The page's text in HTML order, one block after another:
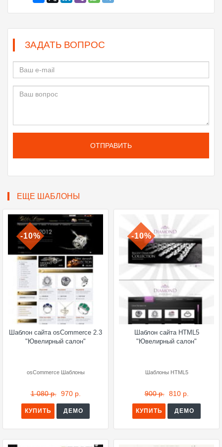
ЗАДАТЬ ВОПРОС
ОТПРАВИТЬ
ЕЩЕ ШАБЛОНЫ
-10%
Шаблон сайта osCommerce 2.3
"Ювелирный салон"
osCommerce Шаблоны
1 080 р. 970 р.
КУПИТЬ ДЕМО
-10%
Шаблон сайта HTML5
"Ювелирный салон"
Шаблоны HTML5
900 р. 810 р.
КУПИТЬ ДЕМО